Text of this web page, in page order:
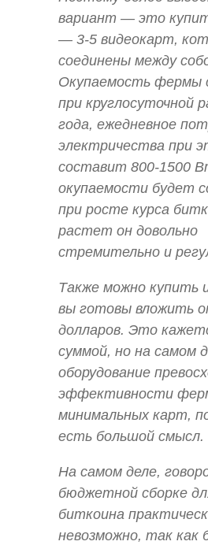
вариант — это
— 3-5 видеокарт,
соединены между
Окупаемость фермы
при круглосуточной
года, ежедневное
электричества при
составит 800-1500
окупаемости будет
при росте курса
растет он довольно
стремительно и
Также можно купить
вы готовы вложить
долларов. Это
суммой, но на самом
оборудование
эффективности
минимальных карт,
есть большой смысл.
На самом деле,
бюджетной сборке
биткоина
невозможно, так как